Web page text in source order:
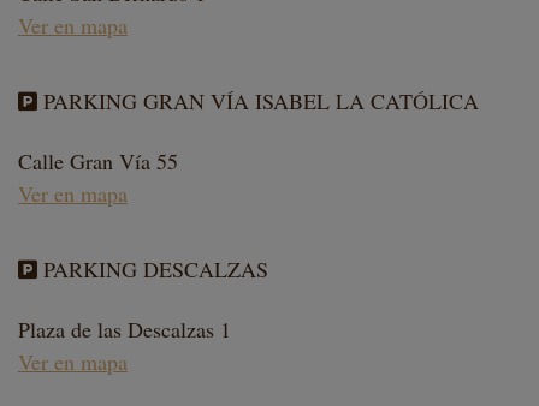
Ver en mapa
PARKING GRAN VÍA ISABEL LA CATÓLICA
Calle Gran Vía 55
Ver en mapa
PARKING DESCALZAS
Plaza de las Descalzas 1
Ver en mapa